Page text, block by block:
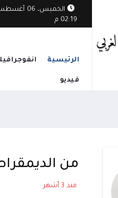
02:19 م
لحشد الدعم الدولي ضد تهديدات
الرئيسية
فيديو
من
منذ 3 أشهر